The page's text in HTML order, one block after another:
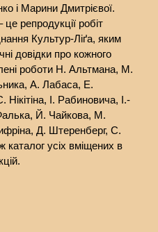
і Марини Дмитрієвої.
репродукції робіт
Культур-Ліґа, яким
довідки про кожного
роботи Н. Альтмана, М.
А. Лабаса, Е.
І. Рабиновича, І.-
Й. Чайкова, М.
Д. Штеренберг, С.
усіх вміщених в